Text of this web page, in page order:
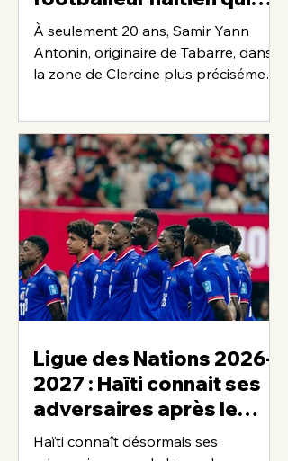
poursuit son rêve aux
États-Unis
À seulement 20 ans, Samir Yann
Antonin, originaire de Tabarre, dans
la zone de Clercine plus précisément
détermination son rêve de devenir
footballeur professionnel. Après
avoir quitté Haïti en 2023 pour les
États-Unis, le jeune international
haïtien continue de franchir les
étapes de sa carrière, convaincu que
le travail, la discipline et la
persévérance constituent les clés du
succès. Passionné de football depuis
son plus jeune âge, Samir Yann
Ligue des Nations 2026-
2027 : Haïti connait ses
adversaires après le
tirage au sort
Haïti connaît désormais ses